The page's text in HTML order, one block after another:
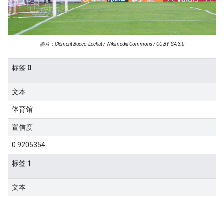
照片：Clément Bucco-Lechat / Wikimedia Commons / CC BY-SA 3.0
标签 0
文本
体育馆
置信度
0.9205354
标签 1
文本